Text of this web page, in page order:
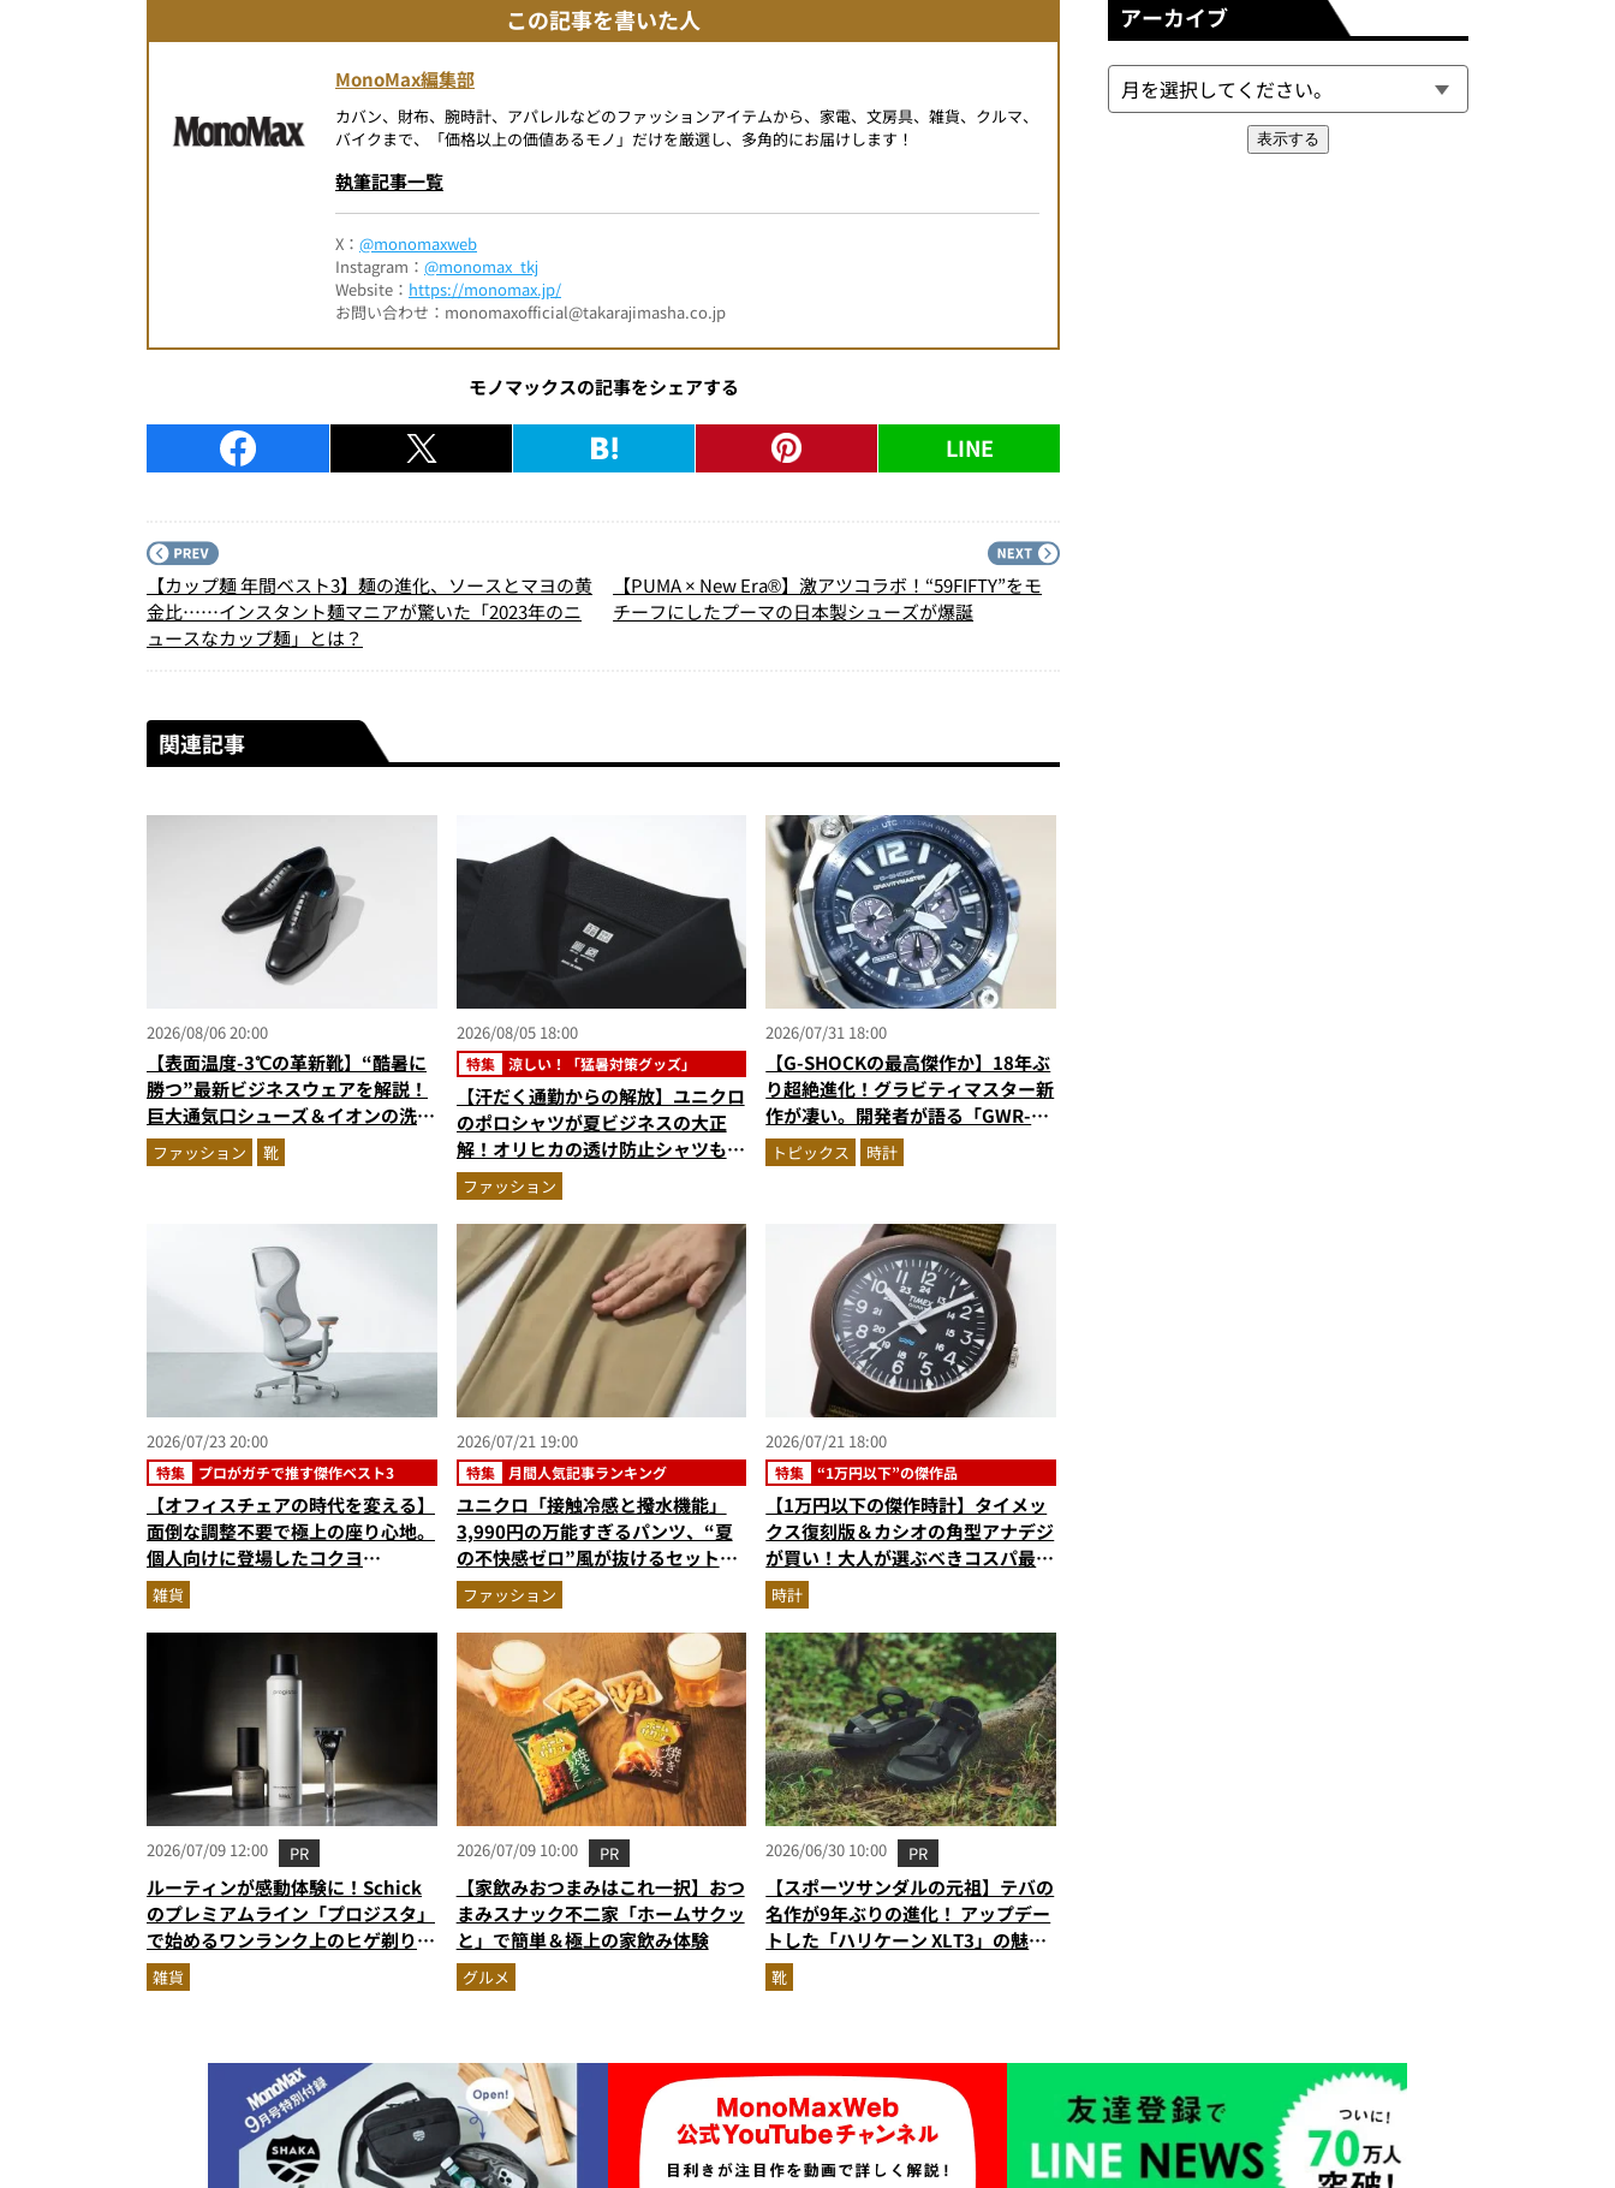
この記事を書いた人
MonoMax編集部
カバン、財布、腕時計、アパレルなどのファッションアイテムから、家電、文房具、雑貨、クルマ、
バイクまで、「価格以上の価値あるモノ」だけを厳選し、多角的にお届けします！
執筆記事一覧
X： @monomaxweb
Instagram： @monomax_tkj
Website： https://monomax.jp/
お問い合わせ：monomaxofficial@takarajimasha.co.jp
モノマックスの記事をシェアする
LINE
【カップ麺 年間ベスト3】麺の進化、ソースとマヨの黄
金比……インスタント麺マニアが驚いた「2023年のニ
ュースなカップ麺」とは？
【PUMA × New Era®】激アツコラボ！“59FIFTY”をモ
チーフにしたプーマの日本製シューズが爆誕
関連記事
2026/08/06 20:00
【表面温度-3℃の革新靴】“酷暑に
勝つ”最新ビジネスウェアを解説！
巨大通気口シューズ＆イオンの洗え
る1万円台セットアップほか
ファッション 靴
2026/08/05 18:00
特集 涼しい！「猛暑対策グッズ」
【汗だく通勤からの解放】ユニクロ
のポロシャツが夏ビジネスの大正
解！オリヒカの透け防止シャツも優
秀。酷暑も涼しい顔で働ける超快適
ウエアの実力
ファッション
2026/07/31 18:00
【G-SHOCKの最高傑作か】18年ぶ
り超絶進化！グラビティマスター新
作が凄い。開発者が語る「GWR-
B3000」最新ムーブメントの衝撃
トピックス 時計
2026/07/23 20:00
特集 プロがガチで推す傑作ベスト3
【オフィスチェアの時代を変える】
面倒な調整不要で極上の座り心地。
個人向けに登場したコクヨ
「ingCloud」が自宅のデスクワー
クを激変させる3つの理由
雑貨
2026/07/21 19:00
特集 月間人気記事ランキング
ユニクロ「接触冷感と撥水機能」
3,990円の万能すぎるパンツ、“夏
の不快感ゼロ”風が抜けるセットア
ップ…ほか【ビジネスウェアの人気
記事ランキングベスト3】（2026年
6月版）
ファッション
2026/07/21 18:00
特集 “1万円以下”の傑作品
【1万円以下の傑作時計】タイメッ
クス復刻版＆カシオの角型アナデジ
が買い！大人が選ぶべきコスパ最強
モデルを徹底解説
時計
2026/07/09 12:00 PR
ルーティンが感動体験に！Schick
のプレミアムライン「プロジスタ」
で始めるワンランク上のヒゲ剃り習
慣
雑貨
2026/07/09 10:00 PR
【家飲みおつまみはこれ一択】おつ
まみスナック不二家「ホームサクッ
と」で簡単＆極上の家飲み体験
グルメ
2026/06/30 10:00 PR
【スポーツサンダルの元祖】テバの
名作が9年ぶりの進化！ アップデー
トした「ハリケーン XLT3」の魅力
を識者があらゆる角度から徹底解
説！
靴
アーカイブ
表示する